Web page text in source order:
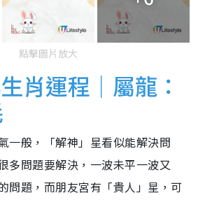
點擊圖片放大
肖運程｜屬龍：
一般，「解神」星看似能解決問
多問題要解決，一波未平一波又
問題，而朋友宮有「貴人」星，可